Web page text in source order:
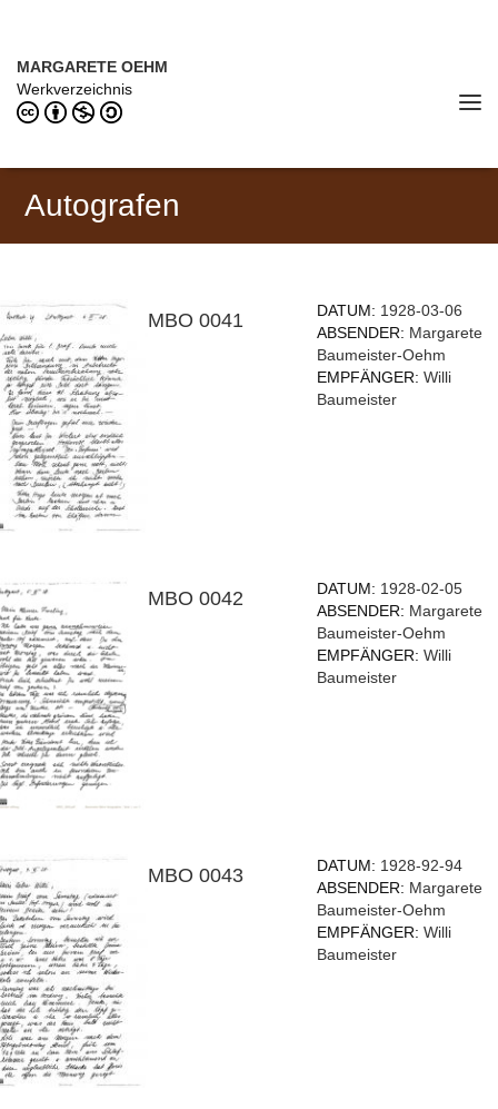
MARGARETE OEHM
Werkverzeichnis
Autografen
MBO 0041 DATUM: 1928-03-06
ABSENDER: Margarete
Baumeister-Oehm
EMPFÄNGER:Willi
Baumeister
MBO 0042 DATUM: 1928-02-05
ABSENDER: Margarete
Baumeister-Oehm
EMPFÄNGER:Willi
Baumeister
MBO 0043 DATUM: 1928-92-94
ABSENDER: Margarete
Baumeister-Oehm
EMPFÄNGER:Willi
Baumeister